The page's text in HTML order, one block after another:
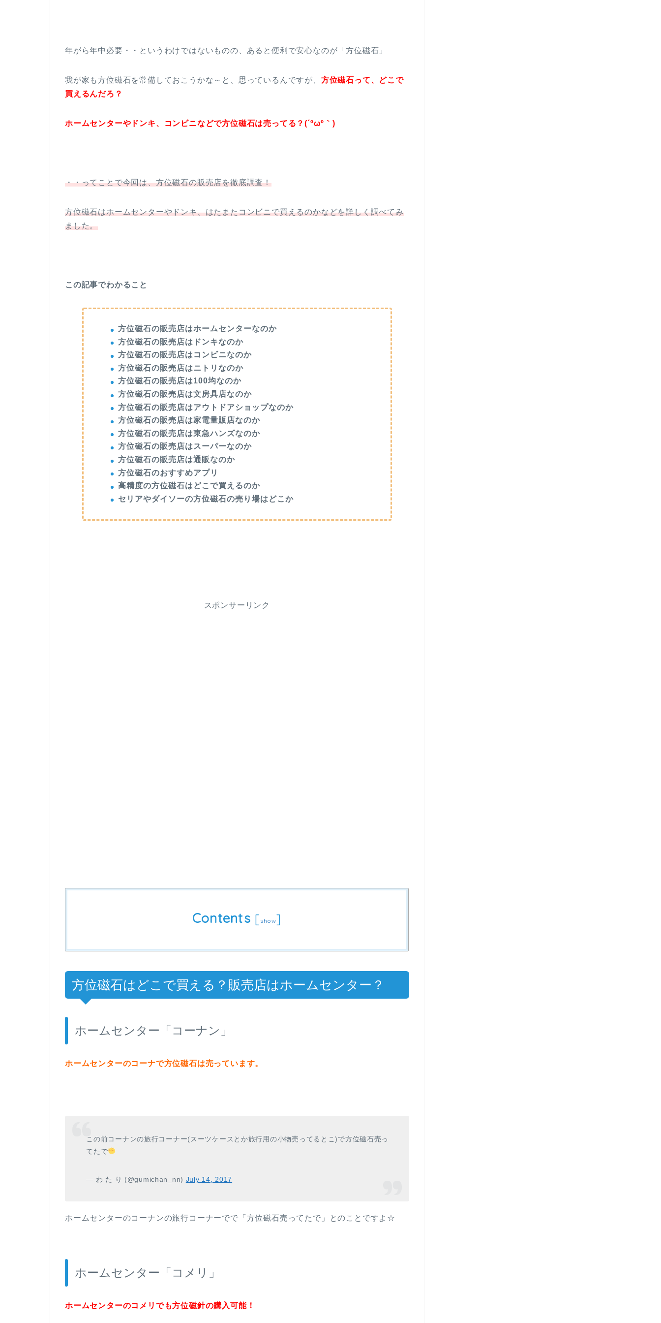
年がら年中必要・・というわけではないものの、あると便利で安心なのが「方位磁石」
我が家も方位磁石を常備しておこうかな～と、思っているんですが、 方位磁石って、どこで
買えるんだろ？
ホームセンターやドンキ、コンビニなどで方位磁石は売ってる？(´ºωº｀)
・・ってことで今回は、方位磁石の販売店を徹底調査！
方位磁石はホームセンターやドンキ、はたまたコンビニで買えるのかなどを詳しく調べてみ
ました。
この記事でわかること
方位磁石の販売店はホームセンターなのか
方位磁石の販売店はドンキなのか
方位磁石の販売店はコンビニなのか
方位磁石の販売店はニトリなのか
方位磁石の販売店は100均なのか
方位磁石の販売店は文房具店なのか
方位磁石の販売店はアウトドアショップなのか
方位磁石の販売店は家電量販店なのか
方位磁石の販売店は東急ハンズなのか
方位磁石の販売店はスーパーなのか
方位磁石の販売店は通販なのか
方位磁石のおすすめアプリ
高精度の方位磁石はどこで買えるのか
セリアやダイソーの方位磁石の売り場はどこか
スポンサーリンク
Contents [ show]
方位磁石はどこで買える？販売店はホームセンター？
ホームセンター「コーナン」
ホームセンターのコーナで方位磁石は売っています。
この前コーナンの旅行コーナー(スーツケースとか旅行用の小物売ってるとこ)で方位磁石売っ
てたで
— わ た り (@gumichan_nn) July 14, 2017
ホームセンターのコーナンの旅行コーナーでで「方位磁石売ってたで」とのことですよ☆
ホームセンター「コメリ」
ホームセンターのコメリでも方位磁針の購入可能！